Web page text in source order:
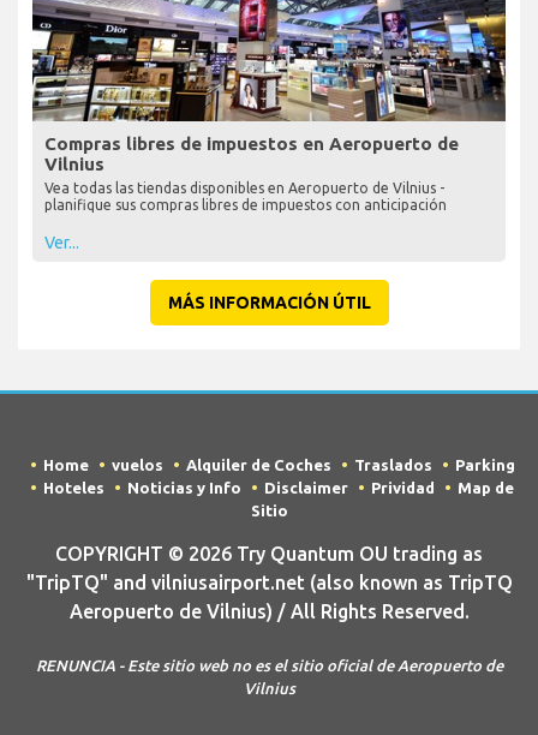
Compras libres de impuestos en Aeropuerto de
Vilnius
Vea todas las tiendas disponibles en Aeropuerto de Vilnius -
planifique sus compras libres de impuestos con anticipación
Ver...
MÁS INFORMACIÓN ÚTIL
Home vuelos Alquiler de Coches Traslados
Parking
Hoteles
Noticias y Info Disclaimer Prividad
Map de
Sitio
COPYRIGHT © 2026 Try Quantum OU trading as
"TripTQ" and vilniusairport.net (also known as TripTQ
Aeropuerto de Vilnius) / All Rights Reserved.
RENUNCIA - Este sitio web no es el sitio oficial de Aeropuerto de
Vilnius